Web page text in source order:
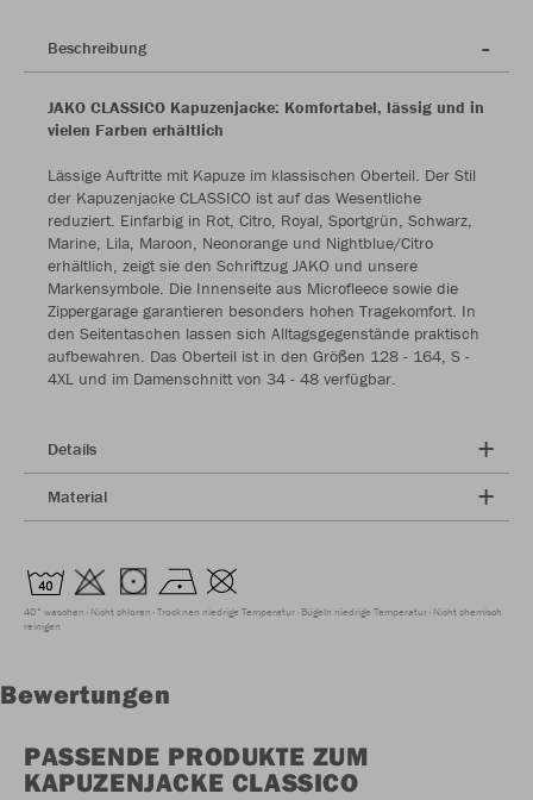
Beschreibung
JAKO CLASSICO Kapuzenjacke: Komfortabel, lässig und in
vielen Farben erhältlich
Lässige Auftritte mit Kapuze im klassischen Oberteil. Der Stil
der Kapuzenjacke CLASSICO ist auf das Wesentliche
reduziert. Einfarbig in Rot, Citro, Royal, Sportgrün, Schwarz,
Marine, Lila, Maroon, Neonorange und Nightblue/Citro
erhältlich, zeigt sie den Schriftzug JAKO und unsere
Markensymbole. Die Innenseite aus Microfleece sowie die
Zippergarage garantieren besonders hohen Tragekomfort. In
den Seitentaschen lassen sich Alltagsgegenstände praktisch
aufbewahren. Das Oberteil ist in den Größen 128 - 164, S -
4XL und im Damenschnitt von 34 - 48 verfügbar.
Details
Material
40° waschen Nicht chloren Trocknen niedrige Temperatur Bügeln niedrige Temperatur Nicht chemisch
reinigen
Bewertungen
PASSENDE PRODUKTE ZUM
KAPUZENJACKE CLASSICO